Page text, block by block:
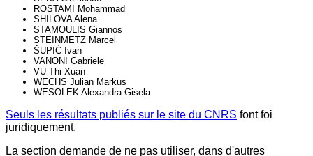
ROSTAMI Mohammad
SHILOVA Alena
STAMOULIS Giannos
STEINMETZ Marcel
ŠUPIĆ Ivan
VANONI Gabriele
VU Thi Xuan
WECHS Julian Markus
WESOLEK Alexandra Gisela
Seuls les résultats publiés sur le site du CNRS font foi
juridiquement.
La section demande de ne pas utiliser, dans d'autres